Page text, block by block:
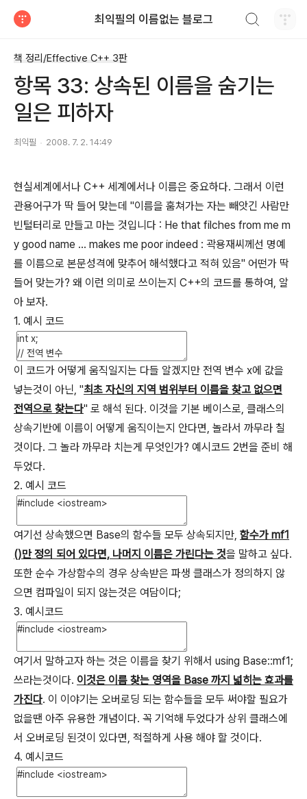
최익필의 이름없는 블로그
책 정리/Effective C++ 3판
항목 33: 상속된 이름을 숨기는
일은 피하자
최익필 2008. 7. 2. 14:49
현실세계에서나 C++ 세계에서나 이름은 중요하다. 그래서 이런
관용어구가 딱 들어 맞는데 "이름을 훔쳐가는 자는 빼앗긴 사람만
빈털터리로 만들고 마는 것입니다 : He that filches from me m
y good name ... makes me poor indeed : 곽용재씨께선 명예
를 이름으로 본문성격에 맞추어 해석했다고 적혀 있음" 어떤가 딱
들어 맞는가? 왜 이런 의미로 쓰이는지 C++의 코드를 통하여, 알
아 보자.
1. 예시 코드
이 코드가 어떻게 움직일지는 다들 알겠지만 전역 변수 x에 값을
넣는것이 아닌, "최초 자신의 지역 범위부터 이름을 찾고 없으면
전역으로 찾는다" 로 해석 된다. 이것을 기본 베이스로, 클래스의
상속기반에 이름이 어떻게 움직이는지 안다면, 놀라서 까무라 칠
것이다. 그 놀라 까무라 치는게 무엇인가? 예시코드 2번을 준비 해
두었다.
2. 예시 코드
여기선 상속했으면 Base의 함수들 모두 상속되지만, 함수가 mf1
()만 정의 되어 있다면, 나머지 이름은 가린다는 것을 말하고 싶다.
또한 순수 가상함수의 경우 상속받은 파생 클래스가 정의하지 않
으면 컴파일이 되지 않는것은 여담이다;
3. 예시코드
여기서 말하고자 하는 것은 이름을 찾기 위해서 using Base::mf1;
쓰라는것이다. 이것은 이름 찾는 영역을 Base 까지 넓히는 효과를
가진다. 이 이야기는 오버로딩 되는 함수들을 모두 써야할 필요가
없을땐 아주 유용한 개념이다. 꼭 기억해 두었다가 상위 클래스에
서 오버로딩 된것이 있다면, 적절하게 사용 해야 할 것이다.
4. 예시코드